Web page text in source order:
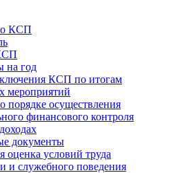
о КСП
на год
КСП по итогам
мероприятий
порядке осуществления
финансового контроля
документы
оценка условий труда
и служебного поведения